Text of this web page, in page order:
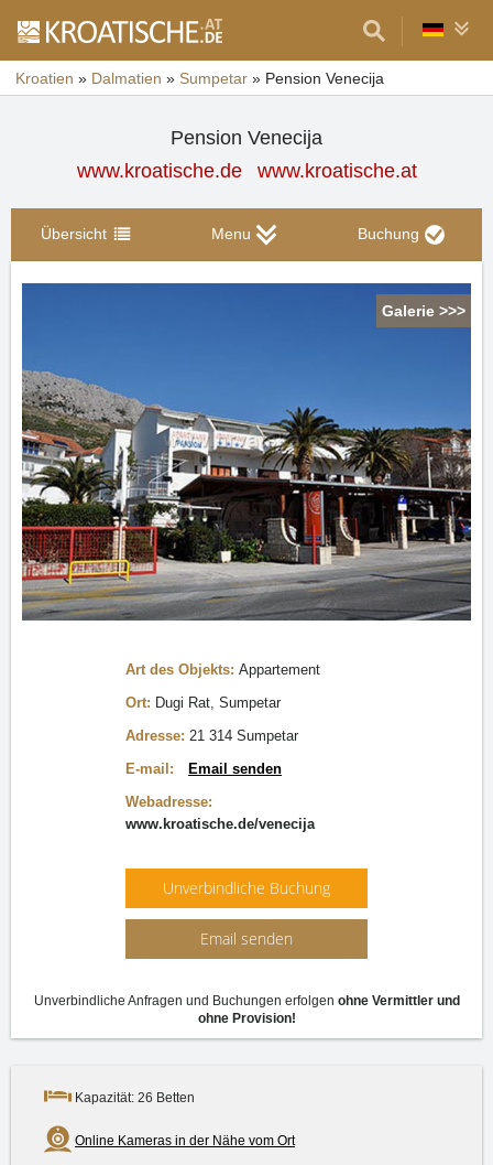
Kroatien » Dalmatien » Sumpetar » Pension Venecija
Pension Venecija
www.kroatische.de
www.kroatische.at
Übersicht Menu Buchung
Galerie >>>
Art des Objekts: Appartement
Ort: Dugi Rat, Sumpetar
Adresse: 21 314 Sumpetar
E-mail:
Email senden
Webadresse:
www.kroatische.de/venecija
Unverbindliche Buchung
Email senden
Unverbindliche Anfragen und Buchungen erfolgen ohne Vermittler und
ohne Provision!
Kapazität: 26 Betten
Online Kameras in der Nähe vom Ort